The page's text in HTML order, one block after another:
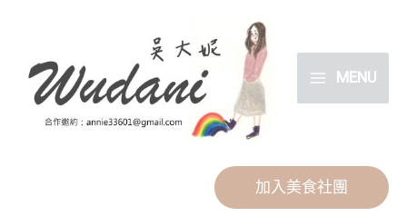
MENU
加入美食社團